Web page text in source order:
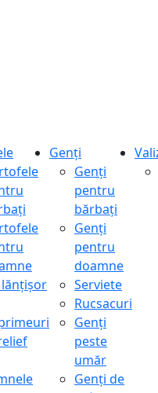
lănțișor
Genți
Genți
pentru
bărbați
Genți
pentru
doamne
Serviete
Rucsacuri
Genți
peste
umăr
Genți de